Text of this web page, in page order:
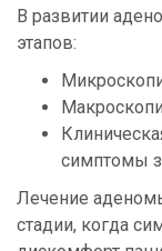
В развитии
этапов:
симптомы
Лечение
стадии, когда